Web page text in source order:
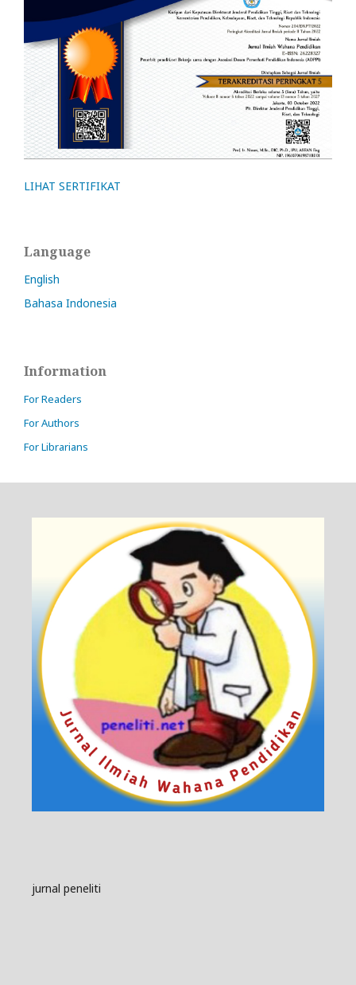
LIHAT SERTIFIKAT
Language
English
Bahasa Indonesia
Information
For Readers
For Authors
For Librarians
jurnal peneliti